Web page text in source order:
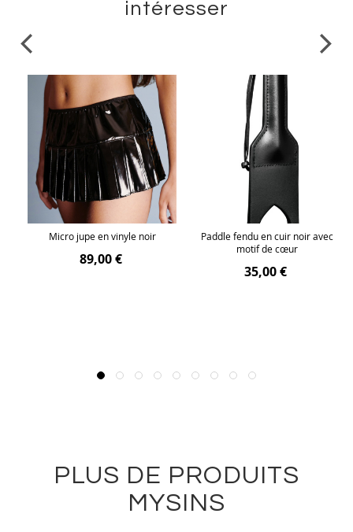
intéresser
Micro jupe en vinyle noir
89,00 €
Paddle fendu en cuir noir avec
motif de cœur
35,00 €
PLUS DE PRODUITS
MYSINS